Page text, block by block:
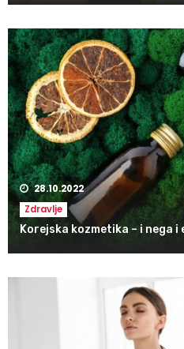
28.10.2022
Zdravlje
Korejska kozmetika – i nega i